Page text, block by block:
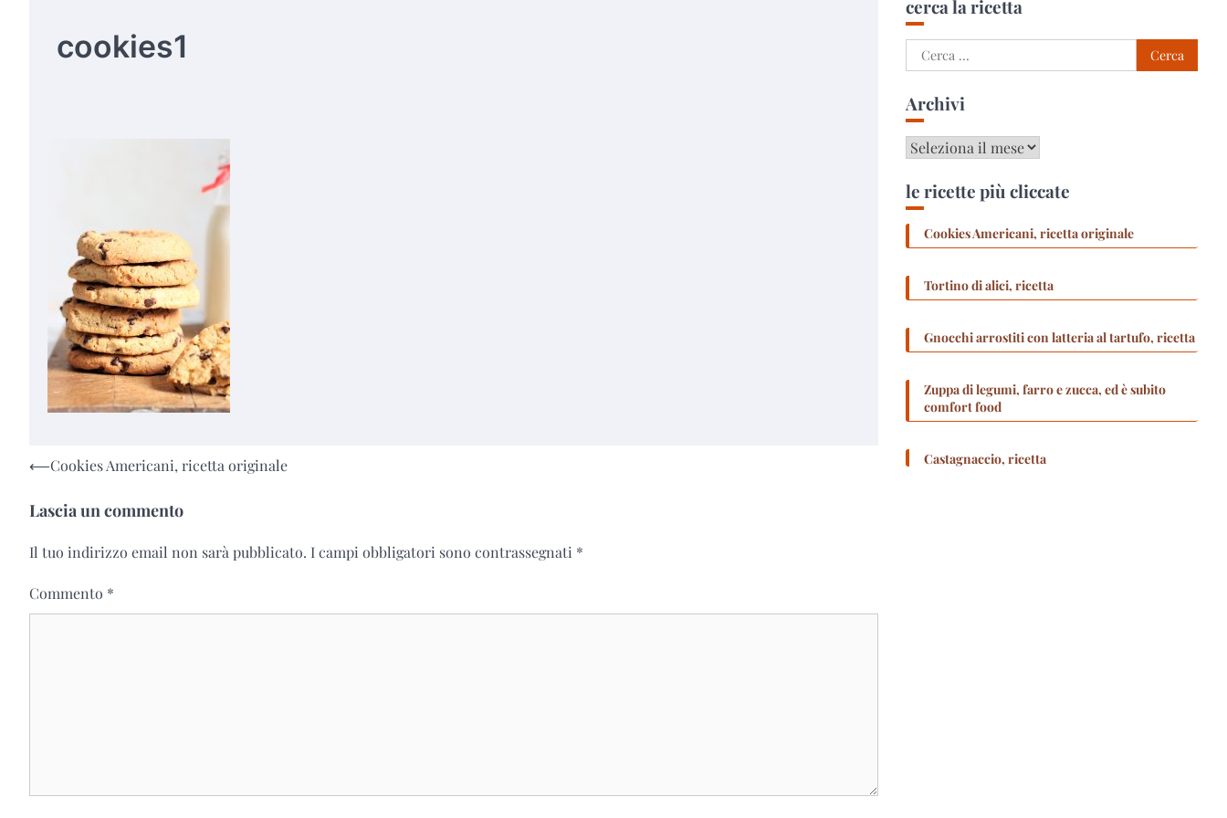
cookies1
Navigazione
⟵Cookies Americani, ricetta originale
Lascia un commento
Il tuo indirizzo email non sarà pubblicato. I campi obbligatori sono contrassegnati *
Commento *
cerca la ricetta
Ricerca
per:
Archivi
Archivi
le ricette più cliccate
Cookies Americani, ricetta originale
Tortino di alici, ricetta
Gnocchi arrostiti con latteria al tartufo, ricetta
Zuppa di legumi, farro e zucca, ed è subito
comfort food
Castagnaccio, ricetta